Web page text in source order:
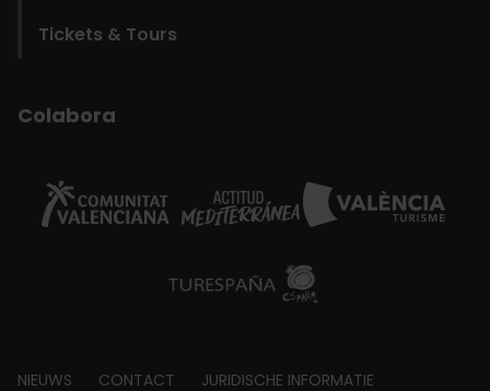
Tickets & Tours
Colabora
NIEUWS CONTACT JURIDISCHE INFORMATIE